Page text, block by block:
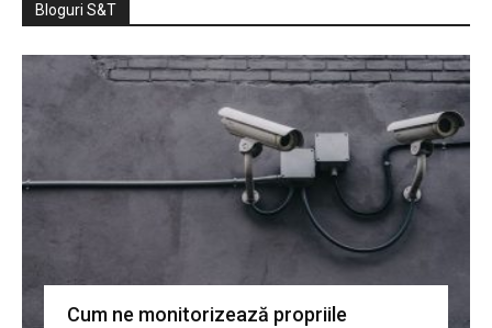
Bloguri S&T
Cum ne monitorizează propriile